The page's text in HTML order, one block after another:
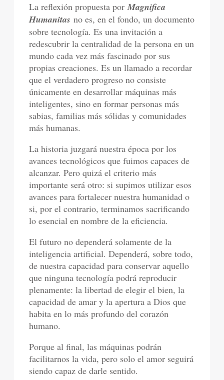
La reflexión propuesta porMagnifica
Humanitas no es, en el fondo, un documento
sobre tecnología. Es una invitación a
redescubrir la centralidad de la persona en un
mundo cada vez más fascinado por sus
propias creaciones. Es un llamado a recordar
que el verdadero progreso no consiste
únicamente en desarrollar máquinas más
inteligentes, sino en formar personas más
sabias, familias más sólidas y comunidades
más humanas.
La historia juzgará nuestra época por los
avances tecnológicos que fuimos capaces de
alcanzar. Pero quizá el criterio más
importante será otro: si supimos utilizar esos
avances para fortalecer nuestra humanidad o
si, por el contrario, terminamos sacrificando
lo esencial en nombre de la eficiencia.
El futuro no dependerá solamente de la
inteligencia artificial. Dependerá, sobre todo,
de nuestra capacidad para conservar aquello
que ninguna tecnología podrá reproducir
plenamente: la libertad de elegir el bien, la
capacidad de amar y la apertura a Dios que
habita en lo más profundo del corazón
humano.
Porque al final, las máquinas podrán
facilitarnos la vida, pero solo el amor seguirá
siendo capaz de darle sentido.